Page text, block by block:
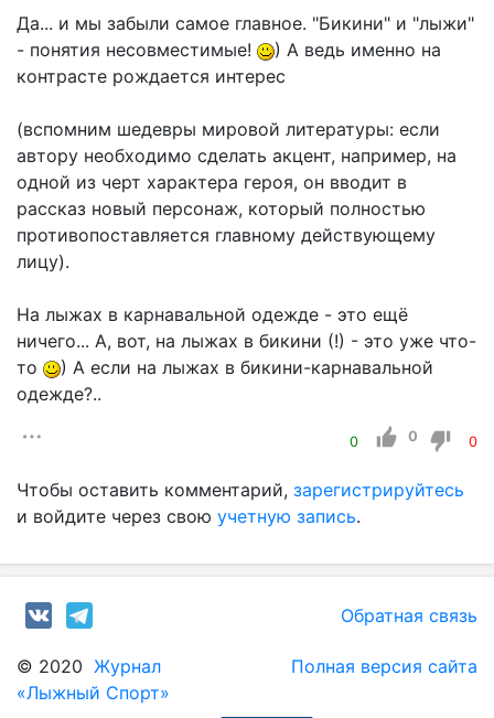
Да... и мы забыли самое главное. "Бикини" и "лыжи"
- понятия несовместимые!
) А ведь именно на
контрасте рождается интерес
(вспомним шедевры мировой литературы: если
автору необходимо сделать акцент, например, на
одной из черт характера героя, он вводит в
рассказ новый персонаж, который полностью
противопоставляется главному действующему
лицу).
На лыжах в карнавальной одежде - это ещё
ничего... А, вот, на лыжах в бикини (!) - это уже что-
то
) А если на лыжах в бикини-карнавальной
одежде?..
0 0 0
Чтобы оставить комментарий, зарегистрируйтесь
и войдите через свою учетную запись.
Обратная связь
© 2020 Журнал
«Лыжный Спорт»
Полная версия сайта